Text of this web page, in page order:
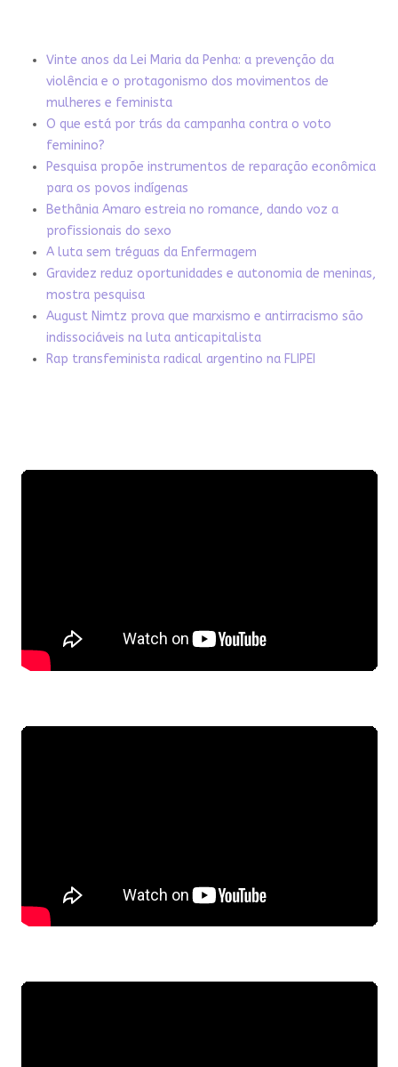
Vinte anos da Lei Maria da Penha: a prevenção da
violência e o protagonismo dos movimentos de
mulheres e feminista
O que está por trás da campanha contra o voto
feminino?
Pesquisa propõe instrumentos de reparação econômica
para os povos indígenas
Bethânia Amaro estreia no romance, dando voz a
profissionais do sexo
A luta sem tréguas da Enfermagem
Gravidez reduz oportunidades e autonomia de meninas,
mostra pesquisa
August Nimtz prova que marxismo e antirracismo são
indissociáveis na luta anticapitalista
Rap transfeminista radical argentino na FLIPEI